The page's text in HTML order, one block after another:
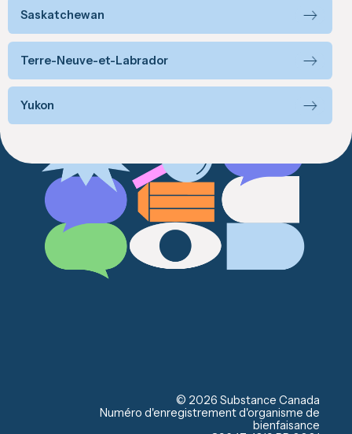
Saskatchewan
Terre-Neuve-et-Labrador
Yukon
© 2026 Substance Canada
Numéro d'enregistrement d'organisme de
bienfaisance